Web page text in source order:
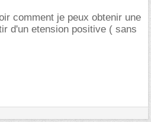
comment je peux obtenir une
d'un etension positive ( sans